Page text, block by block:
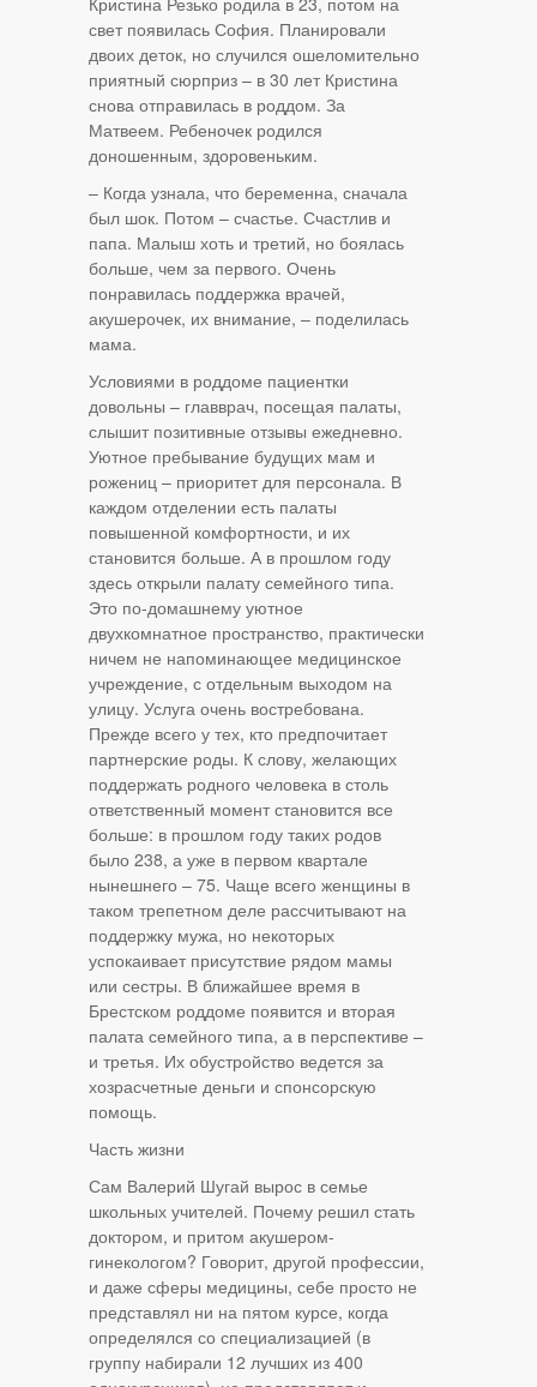
свет появилась София. Планировали
двоих деток, но случился ошеломительно
приятный сюрприз – в 30 лет Кристина
снова отправилась в роддом. За
Матвеем. Ребеночек родился
доношенным, здоровеньким.
– Когда узнала, что беременна, сначала
был шок. Потом – счастье. Счастлив и
папа. Малыш хоть и третий, но боялась
больше, чем за первого. Очень
понравилась поддержка врачей,
акушерочек, их внимание, – поделилась
мама.
Условиями в роддоме пациентки
довольны – главврач, посещая палаты,
слышит позитивные отзывы ежедневно.
Уютное пребывание будущих мам и
рожениц – приоритет для персонала. В
каждом отделении есть палаты
повышенной комфортности, и их
становится больше. А в прошлом году
здесь открыли палату семейного типа.
Это по-домашнему уютное
двухкомнатное пространство, практически
ничем не напоминающее медицинское
учреждение, с отдельным выходом на
улицу. Услуга очень востребована.
Прежде всего у тех, кто предпочитает
партнерские роды. К слову, желающих
поддержать родного человека в столь
ответственный момент становится все
больше: в прошлом году таких родов
было 238, а уже в первом квартале
нынешнего – 75. Чаще всего женщины в
таком трепетном деле рассчитывают на
поддержку мужа, но некоторых
успокаивает присутствие рядом мамы
или сестры. В ближайшее время в
Брестском роддоме появится и вторая
палата семейного типа, а в перспективе –
и третья. Их обустройство ведется за
хозрасчетные деньги и спонсорскую
помощь.
Часть жизни
Сам Валерий Шугай вырос в семье
школьных учителей. Почему решил стать
доктором, и притом акушером-
гинекологом? Говорит, другой профессии,
и даже сферы медицины, себе просто не
представлял ни на пятом курсе, когда
определялся со специализацией (в
группу набирали 12 лучших из 400